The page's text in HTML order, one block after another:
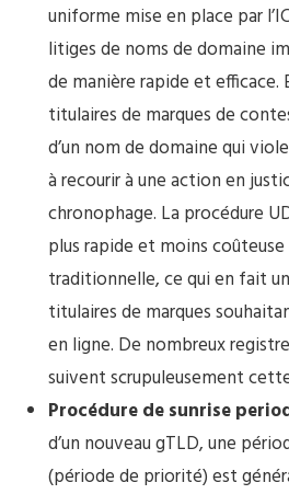
uniforme mise en place par
litiges de noms de domaine
de manière rapide et efficace.
titulaires de marques de
d’un nom de domaine qui
à recourir à une action en
chronophage. La procédure
plus rapide et moins
traditionnelle, ce qui en fait
titulaires de marques
en ligne. De nombreux
suivent scrupuleusement
Procédure de sunrise
d’un nouveau gTLD, une
(période de priorité) est